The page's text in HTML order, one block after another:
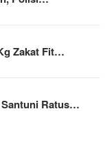
Zakat Fit…
Santuni Ratus…